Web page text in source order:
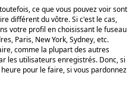
ce que vous pouvez voir sont
différent du vôtre. Si c'est le cas,
votre profil en choisissant le fuseau
Paris, New York, Sydney, etc.
comme la plupart des autres
les utilisateurs enregistrés. Donc, si
pour le faire, si vous pardonnez